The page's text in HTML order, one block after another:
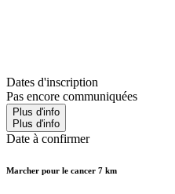
Dates d'inscription
Pas encore communiquées
Plus d'info
Plus d'info
Date à confirmer
Marcher pour le cancer 7 km